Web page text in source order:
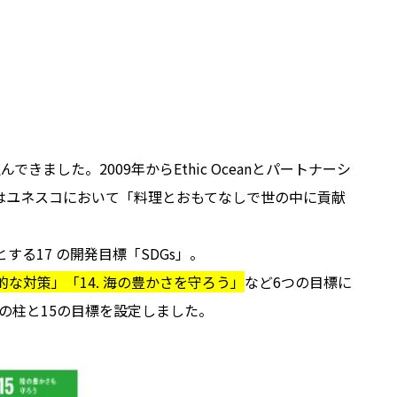
できました。2009年からEthic Oceanとパートナーシ
ネスコにおいて「料理とおもてなしで世の中に貢献
る17 の開発目標「SDGs」。
対策」「14. 海の豊かさを守ろう」 など6つの目標に
と15の目標を設定しました。